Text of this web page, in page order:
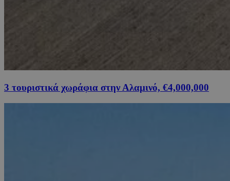
3 τουριστικά χωράφια στην Αλαμινό, €4,000,000